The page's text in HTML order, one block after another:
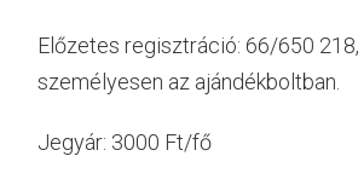
Előzetes regisztráció: 66/650
személyesen az ajándékboltban.
Jegyár: 3000 Ft/fő